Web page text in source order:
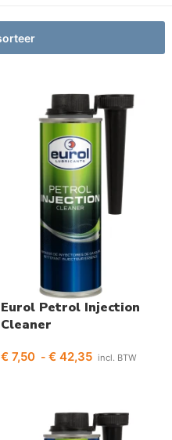
Eurol Petrol Injection
Cleaner
€ 7,50 - € 42,35 incl. BTW